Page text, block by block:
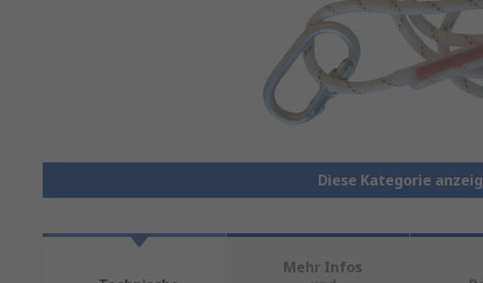
Diese Kategorie
Mehr Infos